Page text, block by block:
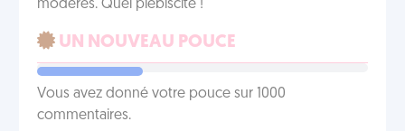
modérés. Quel plébiscite !
UN NOUVEAU POUCE
Vous avez donné votre pouce sur 1000
commentaires.